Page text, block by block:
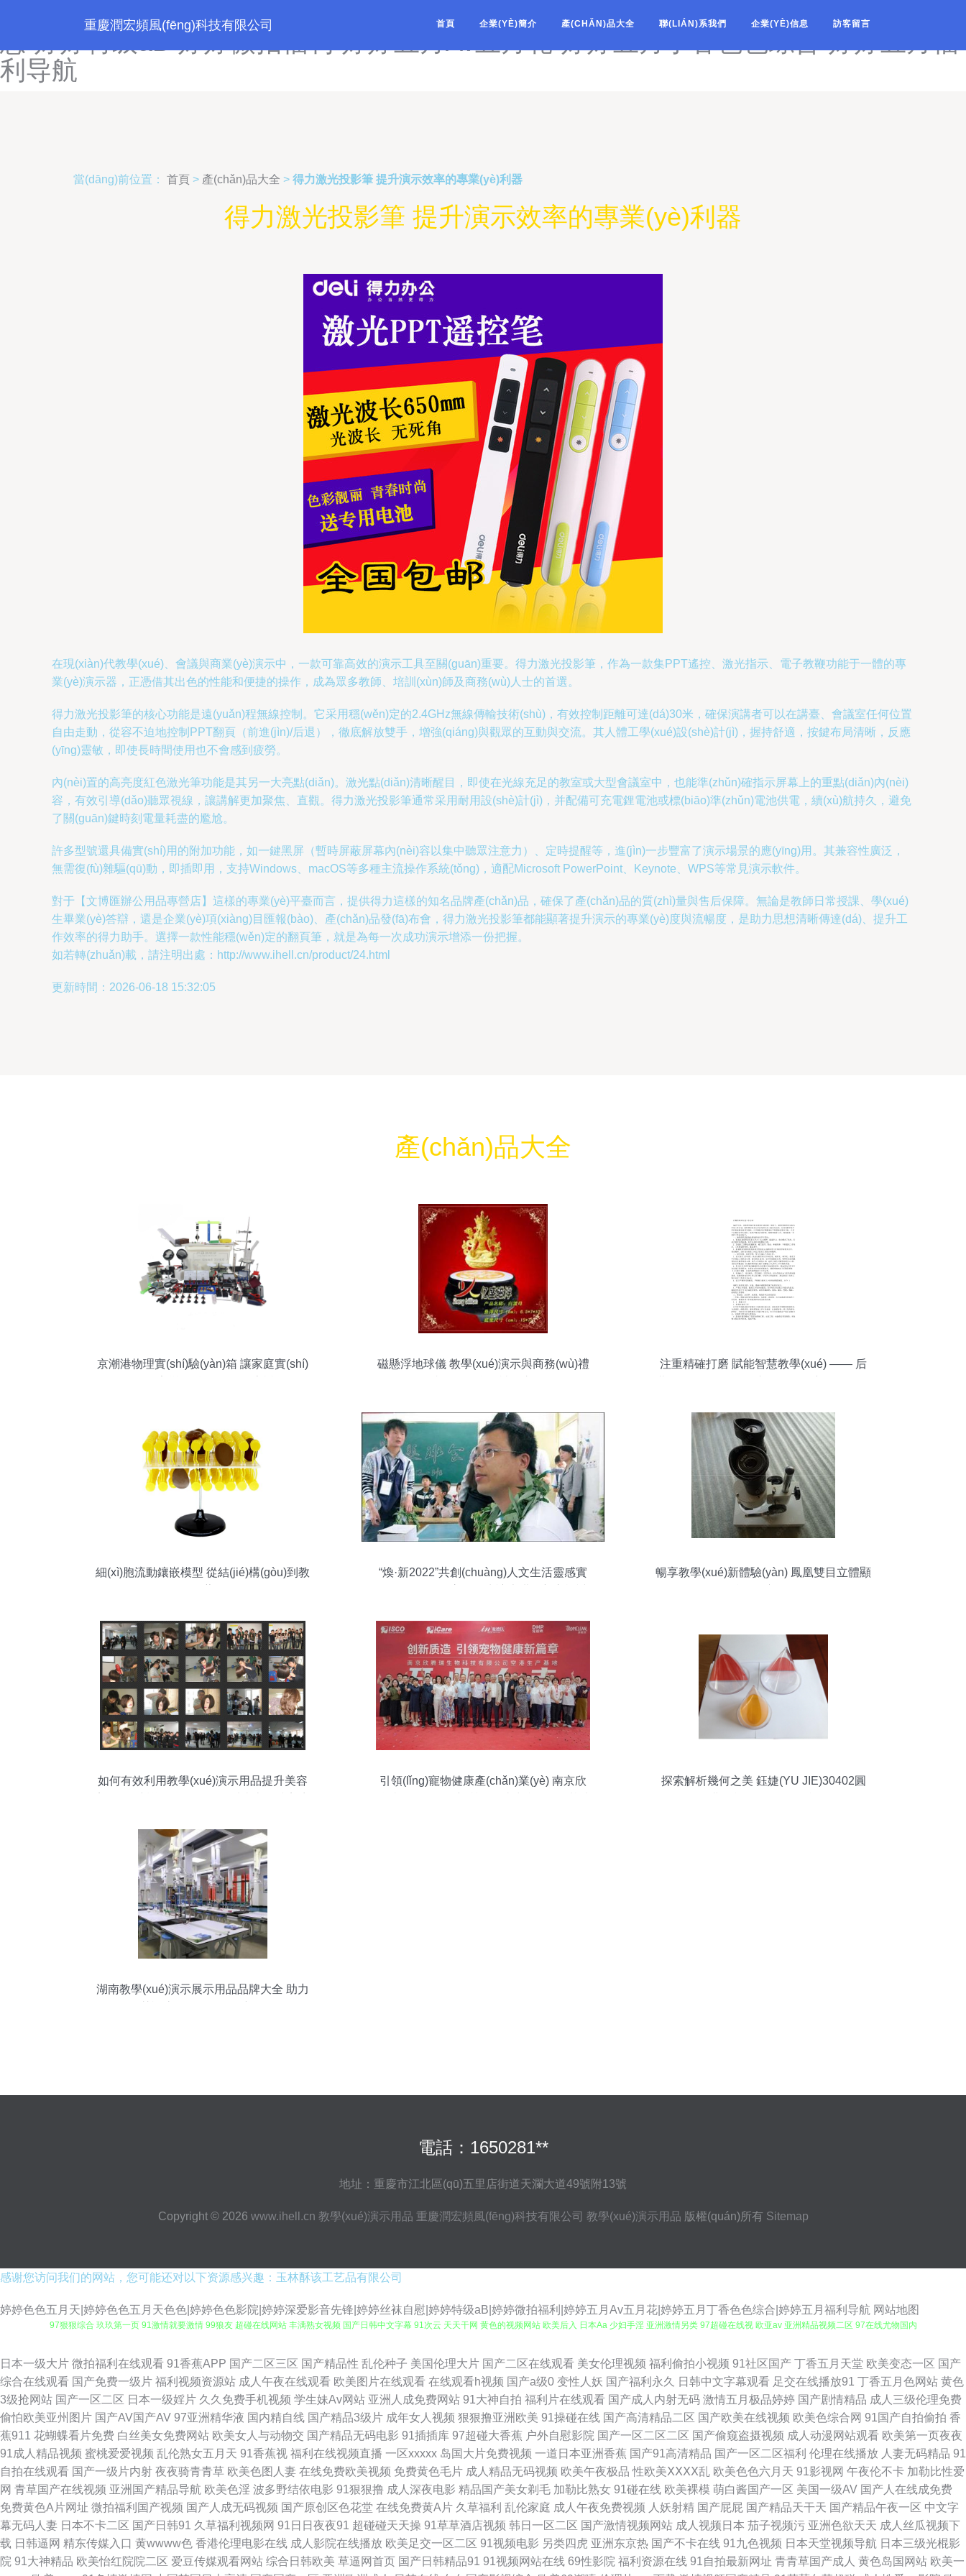
婷婷色色五月天-婷婷色色五月天色色-婷婷色色影院-婷婷深爱影音先锋-婷婷丝袜自
慰-婷婷特级aB-婷婷微拍福利-婷婷五月Av五月花-婷婷五月丁香色色综合-婷婷五月福
利导航
重慶潤宏頻風(fēng)科技有限公司 首頁 企業(YÈ)簡介 產(CHǍN)品大全 聯(LIÁN)系我們 企業(YÈ)信息 訪客留言
當(dāng)前位置： 首頁 > 產(chǎn)品大全 > 得力激光投影筆 提升演示效率的專業(yè)利器
得力激光投影筆 提升演示效率的專業(yè)利器
在現(xiàn)代教學(xué)、會議與商業(yè)演示中，一款可靠高效的演示工具至關(guān)重要。得力激光投影筆，作為一款集PPT遙控、激光指示、電子教鞭功能于一體的專
業(yè)演示器，正憑借其出色的性能和便捷的操作，成為眾多教師、培訓(xùn)師及商務(wù)人士的首選。
得力激光投影筆的核心功能是遠(yuǎn)程無線控制。它采用穩(wěn)定的2.4GHz無線傳輸技術(shù)，有效控制距離可達(dá)30米，確保演講者可以在講臺、會議室任何位置
自由走動，從容不迫地控制PPT翻頁（前進(jìn)/后退），徹底解放雙手，增強(qiáng)與觀眾的互動與交流。其人體工學(xué)設(shè)計(jì)，握持舒適，按鍵布局清晰，反應
(yīng)靈敏，即使長時間使用也不會感到疲勞。
內(nèi)置的高亮度紅色激光筆功能是其另一大亮點(diǎn)。激光點(diǎn)清晰醒目，即使在光線充足的教室或大型會議室中，也能準(zhǔn)確指示屏幕上的重點(diǎn)內(nèi)
容，有效引導(dǎo)聽眾視線，讓講解更加聚焦、直觀。得力激光投影筆通常采用耐用設(shè)計(jì)，并配備可充電鋰電池或標(biāo)準(zhǔn)電池供電，續(xù)航持久，避免
了關(guān)鍵時刻電量耗盡的尷尬。
許多型號還具備實(shí)用的附加功能，如一鍵黑屏（暫時屏蔽屏幕內(nèi)容以集中聽眾注意力）、定時提醒等，進(jìn)一步豐富了演示場景的應(yīng)用。其兼容性廣泛，
無需復(fù)雜驅(qū)動，即插即用，支持Windows、macOS等多種主流操作系統(tǒng)，適配Microsoft PowerPoint、Keynote、WPS等常見演示軟件。
對于【文博匯辦公用品專營店】這樣的專業(yè)平臺而言，提供得力這樣的知名品牌產(chǎn)品，確保了產(chǎn)品的質(zhì)量與售后保障。無論是教師日常授課、學(xué)
生畢業(yè)答辯，還是企業(yè)項(xiàng)目匯報(bào)、產(chǎn)品發(fā)布會，得力激光投影筆都能顯著提升演示的專業(yè)度與流暢度，是助力思想清晰傳達(dá)、提升工
作效率的得力助手。選擇一款性能穩(wěn)定的翻頁筆，就是為每一次成功演示增添一份把握。
如若轉(zhuǎn)載，請注明出處：http://www.ihell.cn/product/24.html
更新時間：2026-06-18 15:32:05
產(chǎn)品大全
京潮港物理實(shí)驗(yàn)箱 讓家庭實(shí)
磁懸浮地球儀 教學(xué)演示與商務(wù)禮
注重精確打磨 賦能智慧教學(xué) —— 后
細(xì)胞流動鑲嵌模型 從結(jié)構(gòu)到教
“煥·新2022”共創(chuàng)人文生活靈感實
暢享教學(xué)新體驗(yàn) 鳳凰雙目立體顯
如何有效利用教學(xué)演示用品提升美容
引領(lǐng)寵物健康產(chǎn)業(yè) 南京欣
探索解析幾何之美 鈺婕(YU JIE)30402圓
湖南教學(xué)演示展示用品品牌大全 助力
電話：1650281**
地址：重慶市江北區(qū)五里店街道天瀾大道49號附13號
Copyright © 2026 www.ihell.cn 教學(xué)演示用品 重慶潤宏頻風(fēng)科技有限公司 教學(xué)演示用品 版權(quán)所有 Sitemap
感谢您访问我们的网站，您可能还对以下资源感兴趣：玉林酥该工艺品有限公司
婷婷色色五月天|婷婷色色五月天色色|婷婷色色影院|婷婷深爱影音先锋|婷婷丝袜自慰|婷婷特级aB|婷婷微拍福利|婷婷五月Av五月花|婷婷五月丁香色色综合|婷婷五月福利导航 网站地图
97狠狠综合 玖玖第一页 91激情就要激情 99狼友 超碰在线网站 丰满熟女视频 国产日韩中文字幕 91次云 天天干网 黄色的视频网站 欧美后入 日本Aa 少妇手淫 亚洲激情另类 97超碰在线视 欧亚av 亚洲精品视频二区 97在线尤物国内
片网站 大香蕉视频99 国产精品福利社 加勒比91在线 男同肛交国产自拍 人人爱爱人人 人妖性生活 国产看mv人人 日韩熟妇视频 深夜老司机网站 伊人成人网电影 91青青视频 超碰激情在线 天天日天天草屄 AV天堂成人网 超碰91黑
料 豆花成人在线网址 国产精品播放 精东黄色视屏 久久精品福利导航 欧美在线撸视频 日本操逼片电影 日韩三级精品 狠狠撸天天干 午夜男人网站 91美眉网 AV国产 超碰人人男 国产人妖av网 九一成人看片 蜜桃福利导航 欧美在线A√
人妖狼人另类 91黄页 99热超碰免费 超碰最新人人爱 国产精品123 黄色最新网址 狼友伊人青青草 欧美3p一区 午夜大香蕉AV 影音先锋色精东 91剧场 97福利姬 韩国久久精品视频 婷婷五月天二区 伊人91福利 91深夜影院 肏屄免费
看 岛国片网址 国产第18页 国产一区二 美女极品探花 日本免费在线视频 伪娘91 亚洲国产天堂 做爱片导航 91丝袜视频 超碰91熟妇 大香蕉在钱观看 国产福利综合在线 精品主播网红主播 男人国产精品自拍 av搬运工 欧美老妇 日韩
色情无码 亚洲韩国无码 制服丝袜做爱 91网站网址 ts伪娘网站 超碰98人人 国产ts性爱露出 激情乱伦视频 久久先锋视频 欧美日韩在线旡码 日韩美淫社 五月婷久久 伊人一线二线 91在線免費看片 超碰在线奸海角 A片免费网址 久久艹
伊人 欧美日韩蜜臀 日韩岛国无码 亚洲一卡久173 97成人资源总站 超碰玖玖 国产乱子伦精品 黄色无毒不卡视频 欧美性爱第九页 色图色B 18岁18岁黄色 91伪娘在线播放 福利网址导航 国产精品在线 美女抠逼视频 日韩A级视屏 午夜
日本一级大片 微拍福利在线观看 91香蕉APP 国产二区三区 国产精品性 乱伦种子 美国伦理大片 国产二区在线观看 美女伦理视频 福利偷拍小视频 91社区国产 丁香五月天堂 欧美变态一区 国产
综合在线观看 国产免费一级片 福利视频资源站 成人午夜在线观看 欧美图片在线观看 在线观看h视频 国产a级0 变性人妖 国产福利永久 日韩中文字幕观看 足交在线播放91 丁香五月色网站 黄色
3级抢网站 国产一区二区 日本一级婬片 久久免费手机视频 学生妹Av网站 亚洲人成免费网站 91大神自拍 福利片在线观看 国产成人内射无码 激情五月极品婷婷 国产剧情精品 成人三级伦理免费
偷怕欧美亚州图片 国产AV国产AV 97亚洲精华液 国内精自线 国产精品3级片 成年女人视频 狠狠撸亚洲欧美 91操碰在线 国产高清精品二区 国产欧美在线视频 欧美色综合网 91国产自拍偷拍 香
蕉911 花蝴蝶看片免费 白丝美女免费网站 欧美女人与动物交 国产精品无码电影 91插插库 97超碰大香蕉 户外自慰影院 国产一区二区二区 国产偷窥盗摄视频 成人动漫网站观看 欧美第一页夜夜
91成人精品视频 蜜桃爱爱视频 乱伦熟女五月天 91香蕉视 福利在线视频直播 一区xxxxx 岛国大片免费视频 一道日本亚洲香蕉 国产91高清精品 国产一区二区福利 伦理在线播放 人妻无码精品 91
自拍在线观看 国产一级片内射 夜夜骑青青草 欧美色图人妻 在线免费欧美视频 免费黄色毛片 成人精品无码视频 欧美午夜极品 性欧美ⅩⅩⅩⅩ乱 欧美色色六月天 91影视网 午夜伦不卡 加勒比性爱
网 青草国产在线视频 亚洲国产精品导航 欧美色淫 波多野结依电影 91狠狠撸 成人深夜电影 精品国产美女剃毛 加勒比熟女 91碰在线 欧美裸模 萌白酱国产一区 美国一级AV 国产人在线成免费
免费黄色A片网址 微拍福利国产视频 国产人成无码视频 国产原创区色花堂 在线免费黄A片 久草福利 乱伦家庭 成人午夜免费视频 人妖射精 国产屁屁 国产精品天干天 国产精品午夜一区 中文字
幕无码人妻 日本不卡二区 国产日韩91 久草福利视频网 91日日夜夜91 超碰碰天天操 91草草酒店视频 韩日一区二区 国产激情视频网站 成人视频日本 茄子视频污 亚洲色欲天天 成人丝瓜视频下
载 日韩逼网 精东传媒入口 黄wwww色 香港伦理电影在线 成人影院在线播放 欧美足交一区二区 91视频电影 另类四虎 亚洲东京热 国产不卡在线 91九色视频 日本天堂视频导航 日本三级光棍影
院 91大神精品 欧美怡红院院二区 爱豆传媒观看网站 综合日韩欧美 草逼网首页 国产日韩精品91 91视频网站在线 69性影院 福利资源在线 91自拍最新网址 青青草国产成人 黄色岛国网站 欧美一